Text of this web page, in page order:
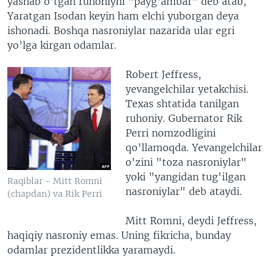
Yaratgan Isodan keyin ham elchi yuborgan deya
ishonadi. Boshqa nasroniylar nazarida ular egri
yo’lga kirgan odamlar.
Raqiblar - Mitt Romni
(chapdan) va Rik Perri
Robert Jeffress,
yevangelchilar yetakchisi.
Texas shtatida tanilgan
ruhoniy. Gubernator Rik
Perri nomzodligini
qo’llamoqda. Yevangelchilar
o'zini "toza nasroniylar"
yoki "yangidan tug'ilgan
nasroniylar" deb ataydi.
Mitt Romni, deydi Jeffress,
haqiqiy nasroniy emas. Uning fikricha, bunday
odamlar prezidentlikka yaramaydi.